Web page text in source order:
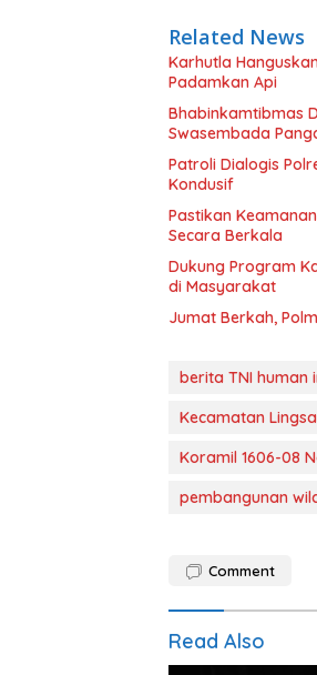
Related News
Karhutla
Padamkan Api
Bhabinkamtibmas
Swasembada
Patroli Dialogis
Kondusif
Pastikan
Secara Berkala
Dukung Program
di Masyarakat
Jumat Berkah,
berita TNI human
Kecamatan
Koramil 1606-08
pembangunan
Comment
Read Also